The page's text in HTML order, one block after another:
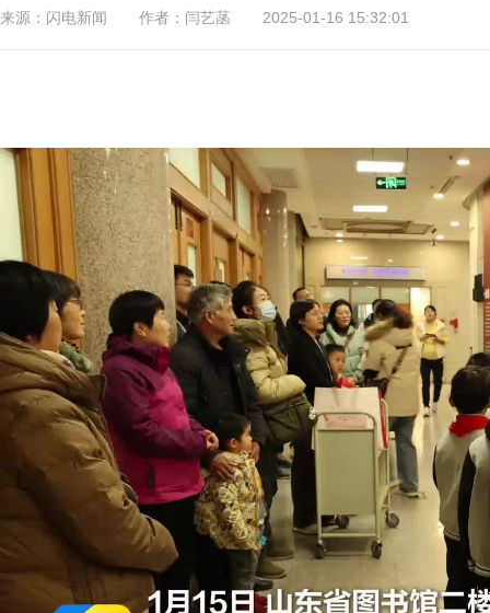
来源： 闪电新闻 作者： 闫艺菡 2025-01-16 15:32:01